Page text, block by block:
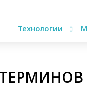
Технологии